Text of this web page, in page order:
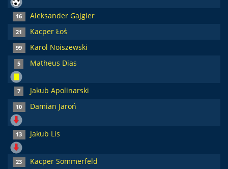
16 Aleksander Gajgier
21 Kacper Łoś
99 Karol Noiszewski
5 Matheus Dias
7 Jakub Apolinarski
10 Damian Jaroń
13 Jakub Lis
23 Kacper Sommerfeld